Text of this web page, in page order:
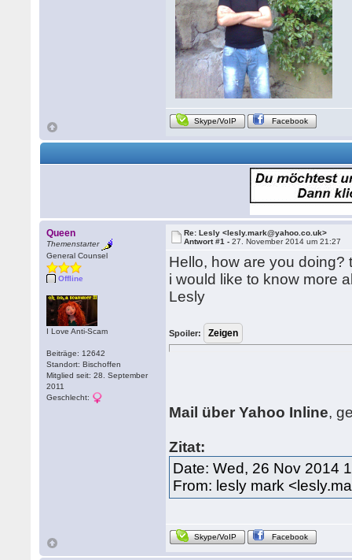
Skype/VoIP Facebook
Queen
Themenstarter
General Counsel
Offline
I Love Anti-Scam
Beiträge: 12642
Standort: Bischoffen
Mitglied seit: 28. September
2011
Geschlecht:
Re: Lesly <lesly.mark@yahoo.co.uk>
Antwort #1 -27. November 2014 um 21:27
Hello, how are you doing?
i would like to know more
Lesly
Spoiler:
Mail über Yahoo Inline,
Zitat:
Date: Wed, 26 Nov 2014
From: lesly mark
Skype/VoIP Facebook